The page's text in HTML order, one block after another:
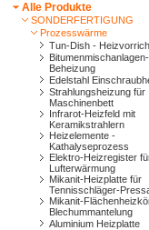
Alle Produkte
SONDERFERTIGUNG
Prozesswärme
Tun-Dish -
Bitumenmischanlagen-
Beheizung
Edelstahl
Strahlungsheizung für
Maschinenbett
Infrarot-Heizfeld mit
Keramikstrahlern
Heizelemente -
Kathalyseprozess
Elektro-Heizregister
Lufterwärmung
Mikanit-Heizplatte für
Tennisschläger-
Mikanit-
Blechummantelung
Aluminium Heizplatte